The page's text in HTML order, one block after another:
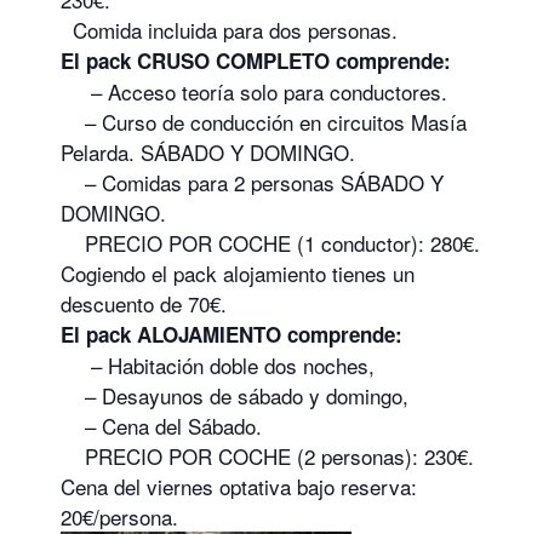
Comida incluida para dos personas.
El pack CRUSO COMPLETO comprende:
– Acceso teoría solo para conductores.
– Curso de conducción en circuitos Masía
Pelarda. SÁBADO Y DOMINGO.
– Comidas para 2 personas SÁBADO Y
DOMINGO.
PRECIO POR COCHE (1 conductor): 280€.
Cogiendo el pack alojamiento tienes un
descuento de 70€.
El pack ALOJAMIENTO comprende:
– Habitación doble dos noches,
– Desayunos de sábado y domingo,
– Cena del Sábado.
PRECIO POR COCHE (2 personas): 230€.
Cena del viernes optativa bajo reserva:
20€/persona.